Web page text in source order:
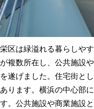
栄区は緑溢れる暮らしや
が複数所在し、公共施設
を遂げました。住宅街と
あります。横浜の中心部
す。公共施設や商業施設